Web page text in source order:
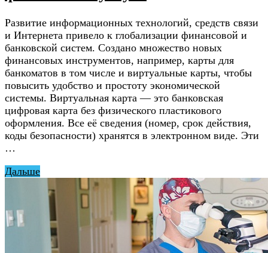
Развитие информационных технологий, средств связи
и Интернета привело к глобализации финансовой и
банковской систем. Создано множество новых
финансовых инструментов, например, карты для
банкоматов в том числе и виртуальные карты, чтобы
повысить удобство и простоту экономической
системы. Виртуальная карта — это банковская
цифровая карта без физического пластикового
оформления. Все её сведения (номер, срок действия,
коды безопасности) хранятся в электронном виде. Эти
…
Дальше